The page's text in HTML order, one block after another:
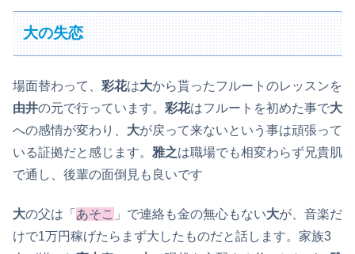
大の失恋
場面替わって、 彩花は大から貰ったフルートのレッスンを
由井の元で行っています。 彩花はフルートを初めた事で大
への感情が変わり、 大が戻って来ないという事は頑張って
いる証拠だと感じます。 雅之は職場でも相変わらず兄貴肌
で通し、後輩の面倒見も良いです
大の父は「 あそこ 」で連絡も金の無心もない大が、音楽だ
けで1万円稼げたらまず大したものだと話します。家族3